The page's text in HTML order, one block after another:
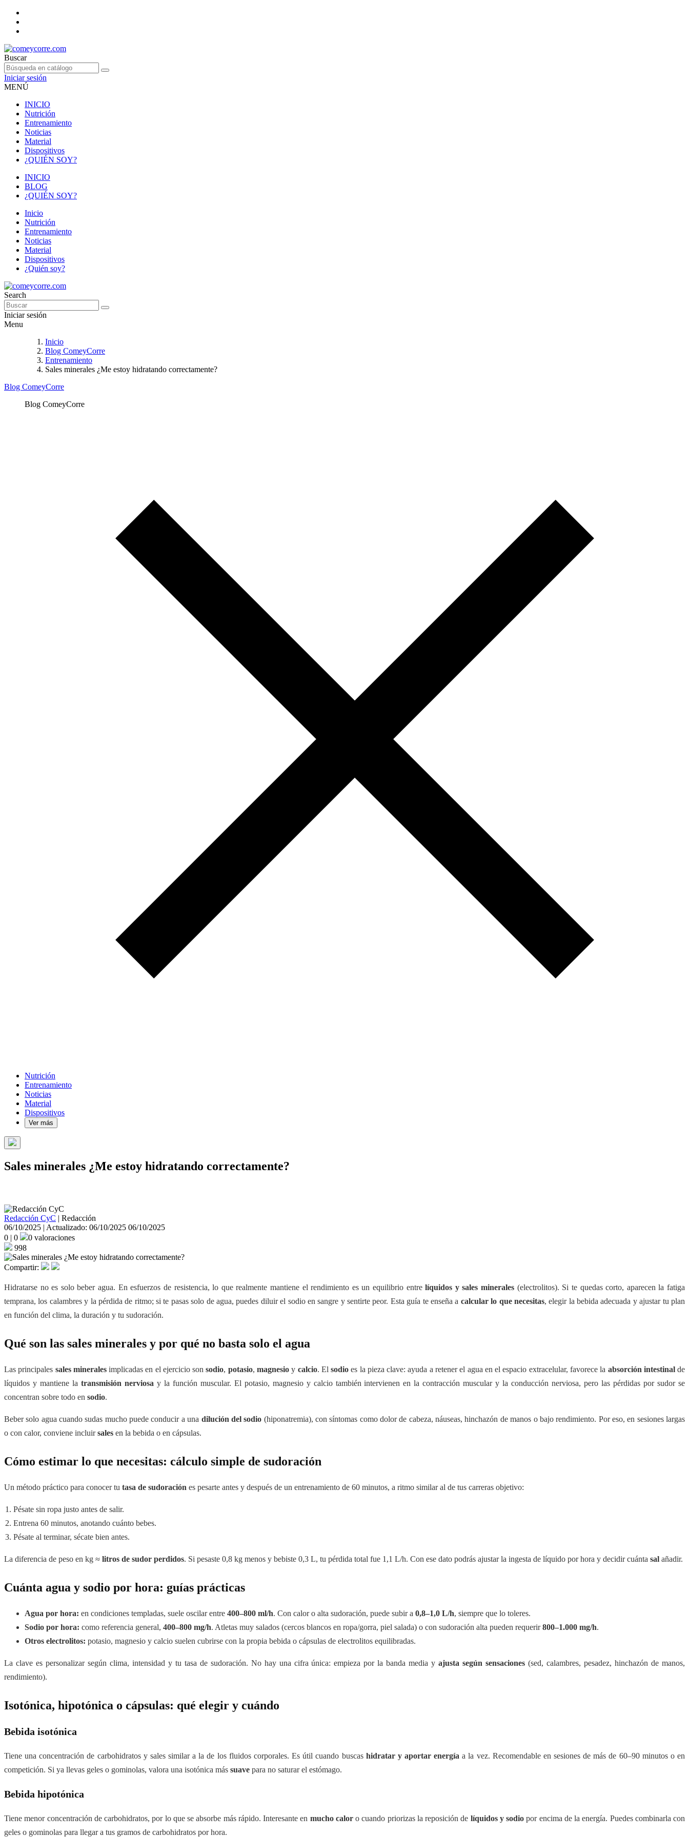
Buscar
Iniciar sesión
MENÚ
INICIO
Nutrición
Entrenamiento
Noticias
Material
Dispositivos
¿QUIÉN SOY?
INICIO
BLOG
¿QUIÉN SOY?
Inicio
Nutrición
Entrenamiento
Noticias
Material
Dispositivos
¿Quién soy?
Search
Iniciar sesión
Menu
Inicio
Blog ComeyCorre
Entrenamiento
Sales minerales ¿Me estoy hidratando correctamente?
Blog ComeyCorre
Blog ComeyCorre
Nutrición
Entrenamiento
Noticias
Material
Dispositivos
Ver más
Sales minerales ¿Me estoy hidratando correctamente?
Redacción CyC | Redacción
06/10/2025 | Actualizado: 06/10/2025 06/10/2025
0 | 0
0 valoraciones
998
Compartir:
Hidratarse no es solo beber agua. En esfuerzos de resistencia, lo que realmente mantiene el rendimiento es un equilibrio entrelíquidos y sales minerales (electrolitos). Si te quedas corto, aparecen la fatiga
temprana, los calambres y la pérdida de ritmo; si te pasas solo de agua, puedes diluir el sodio en sangre y sentirte peor. Esta guía te enseña a calcular lo que necesitas, elegir la bebida adecuada y ajustar tu plan
en función del clima, la duración y tu sudoración.
Qué son las sales minerales y por qué no basta solo el agua
Las principales sales mineralesimplicadas en el ejercicio sonsodio, potasio,magnesio y calcio. Elsodio es la pieza clave: ayuda a retener el agua en el espacio extracelular, favorece la absorción intestinalde
líquidos y mantiene la transmisión nerviosa y la función muscular. El potasio, magnesio y calcio también intervienen en la contracción muscular y la conducción nerviosa, pero las pérdidas por sudor se
concentran sobre todo en sodio.
Beber solo agua cuando sudas mucho puede conducir a una dilución del sodio (hiponatremia), con síntomas como dolor de cabeza, náuseas, hinchazón de manos o bajo rendimiento. Por eso, en sesiones largas
o con calor, conviene incluirsales en la bebida o en cápsulas.
Cómo estimar lo que necesitas: cálculo simple de sudoración
Un método práctico para conocer tu tasa de sudoración es pesarte antes y después de un entrenamiento de 60 minutos, a ritmo similar al de tus carreras objetivo:
Pésate sin ropa justo antes de salir.
Entrena 60 minutos, anotando cuánto bebes.
Pésate al terminar, sécate bien antes.
La diferencia de peso en kg ≈ litros de sudor perdidos. Si pesaste 0,8 kg menos y bebiste 0,3 L, tu pérdida total fue 1,1 L/h. Con ese dato podrás ajustar la ingesta de líquido por hora y decidir cuánta sal añadir.
Cuánta agua y sodio por hora: guías prácticas
Agua por hora: en condiciones templadas, suele oscilar entre 400–800 ml/h. Con calor o alta sudoración, puede subir a 0,8–1,0 L/h, siempre que lo toleres.
Sodio por hora: como referencia general, 400–800 mg/h. Atletas muy salados (cercos blancos en ropa/gorra, piel salada) o con sudoración alta pueden requerir800–1.000 mg/h.
Otros electrolitos: potasio, magnesio y calcio suelen cubrirse con la propia bebida o cápsulas de electrolitos equilibradas.
La clave es personalizar según clima, intensidad y tu tasa de sudoración. No hay una cifra única: empieza por la banda media yajusta según sensaciones (sed, calambres, pesadez, hinchazón de manos,
rendimiento).
Isotónica, hipotónica o cápsulas: qué elegir y cuándo
Bebida isotónica
Tiene una concentración de carbohidratos y sales similar a la de los fluidos corporales. Es útil cuando buscas hidratar y aportar energía a la vez. Recomendable en sesiones de más de 60–90 minutos o en
competición. Si ya llevas geles o gominolas, valora una isotónica más suave para no saturar el estómago.
Bebida hipotónica
Tiene menor concentración de carbohidratos, por lo que se absorbe más rápido. Interesante en mucho caloro cuando priorizas la reposición de líquidos y sodio por encima de la energía. Puedes combinarla con
geles o gominolas para llegar a tus gramos de carbohidratos por hora.